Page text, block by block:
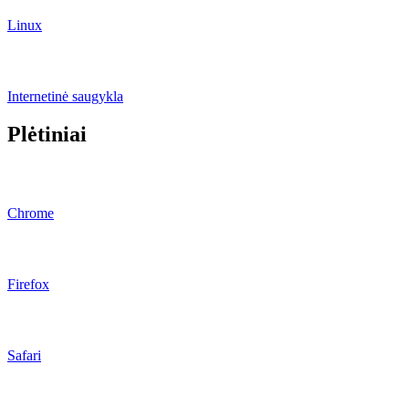
Linux
Internetinė saugykla
Plėtiniai
Chrome
Firefox
Safari